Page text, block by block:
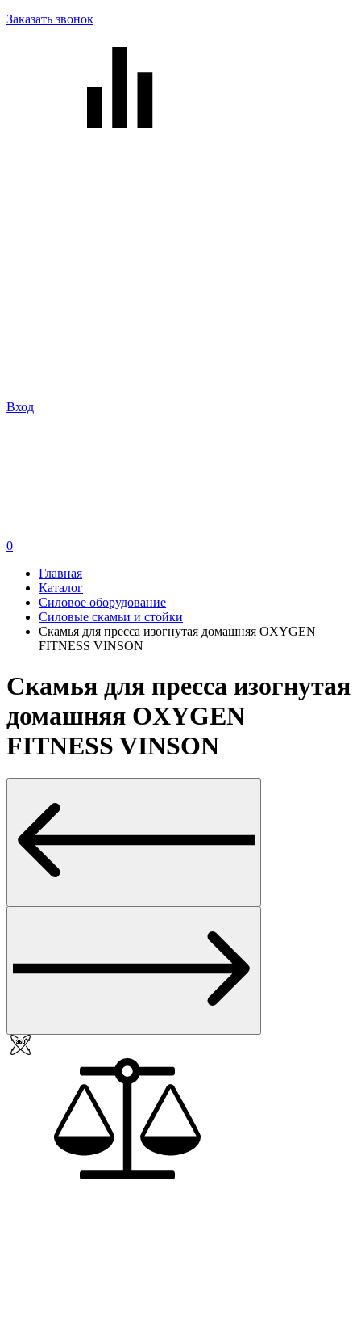
Заказать звонок
Вход
0
Главная
Каталог
Силовое оборудование
Силовые скамьи и стойки
Скамья для пресса изогнутая домашняя OXYGEN
FITNESS VINSON
Скамья для пресса изогнутая
домашняя OXYGEN
FITNESS VINSON